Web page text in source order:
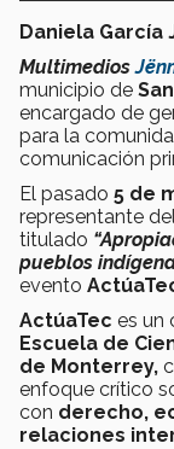
Daniela García
Multimedios
municipio de
encargado de
para la
comunicación
El pasado 5 de
representante
titulado
pueblos
evento
ActúaTec es un
Escuela de
de Monterrey,
enfoque crítico
con derecho,
relaciones